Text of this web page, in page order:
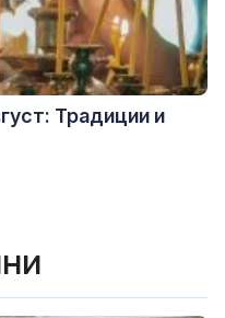
Традиции и